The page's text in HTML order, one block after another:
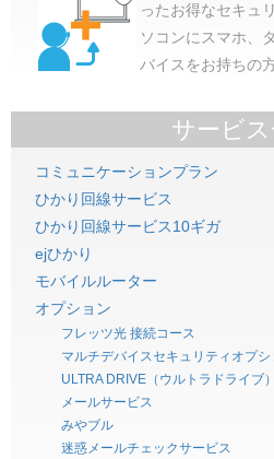
ったお得なセキュ
ソコンにスマホ、
バイスをお持ちの
サービ
コミュニケーションプラン
ひかり回線サービス
ひかり回線サービス10ギガ
ejひかり
モバイルルーター
オプション
フレッツ光 接続コース
マルチデバイスセキュリティオプシ
ULTRA DRIVE（ウルトラドライブ）
メールサービス
みやブル
迷惑メールチェックサービス